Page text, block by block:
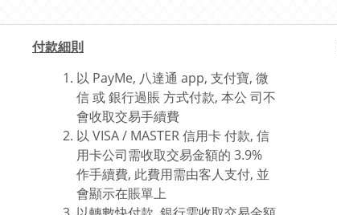
付款細則
以 PayMe, 八達通 app, 支付寶, 微
信 或銀行過賬 方式付款, 本公 司不
會收取交易手續費
以 VISA / MASTER 信用卡 付款, 信
用卡公司需收取交易金額的 3.9%
作手續費, 此費用需由客人支付, 並
會顯示在賬單上